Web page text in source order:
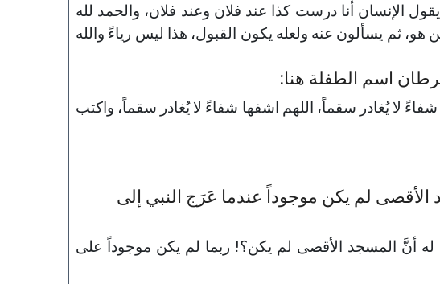
الإنسان أنا درست كذا عند فلان وعند فلان، والحمد لله
ثم يسألون عنه ولعله يكون القبول، هذا ليس رياءً والله
اسم الطفلة هنا:
لا يُغادر سقماً، اللهم اشفها شفاءً لا يُغادر سقماً، واكتب
لم يكن موجوداً عندما عَرَج النبي إلى
أنَّ المسجد الأقصى لم يكن؟! ربما لم يكن موجوداً على